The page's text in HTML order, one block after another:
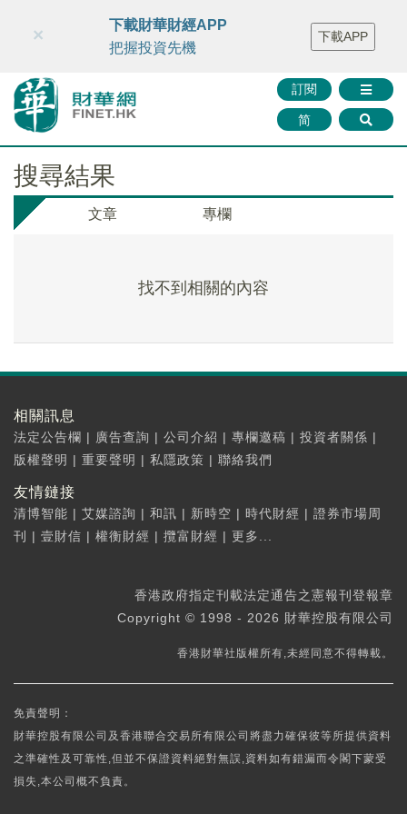
財華智庫網 FINTV FINMETA 財華證券 媒體矩陣
智庫沙龍
聯絡我們
訂閱
简
×
下載財華財經APP
把握投資先機
下載APP
搜尋結果
文章 專欄
找不到相關的內容
相關訊息
法定公告欄 | 廣告查詢 | 公司介紹 | 專欄邀稿 | 投資者關係 |
版權聲明 | 重要聲明 | 私隱政策 | 聯絡我們
友情鏈接
清博智能 | 艾媒諮詢 | 和訊 | 新時空 | 時代財經 | 證券市場周
刊
| 壹財信 | 權衡財經 | 攬富財經 | 更多...
香港政府指定刊載法定通告之憲報刊登報章
Copyright © 1998 - 2026 財華控股有限公司
香港財華社版權所有,未經同意不得轉載。
免責聲明：
財華控股有限公司及香港聯合交易所有限公司將盡力確保彼等所提供資料
之準確性及可靠性,但並不保證資料絕對無誤,資料如有錯漏而令閣下蒙受
損失,本公司概不負責。